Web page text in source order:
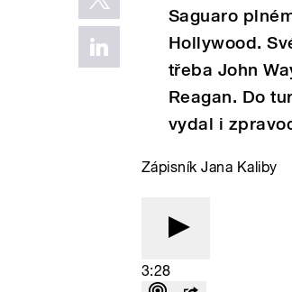
Saguaro
Hollywood.
třeba John
Reagan. Do
vydal i
Zápisník Jana Kaliby
3:28